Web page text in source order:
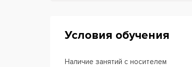
Условия обучения
Наличие занятий с носителем